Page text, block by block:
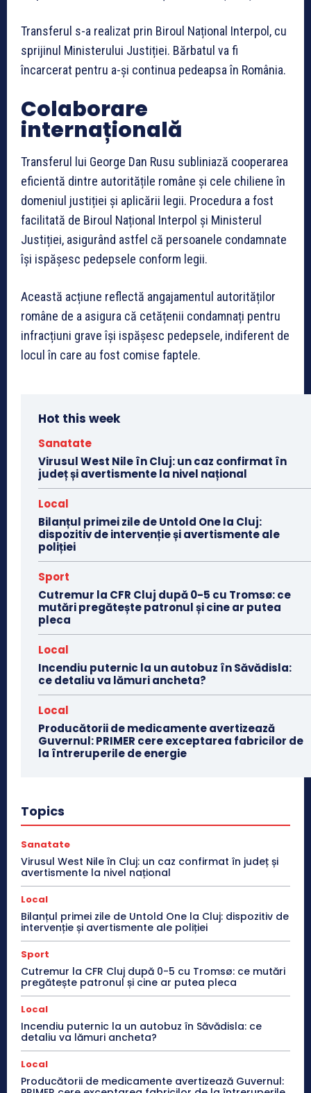
Transferul s-a realizat prin Biroul Național Interpol, cu
sprijinul Ministerului Justiției. Bărbatul va fi
încarcerat pentru a-și continua pedeapsa în România.
Colaborare
internațională
Transferul lui George Dan Rusu subliniază cooperarea
eficientă dintre autoritățile române și cele chiliene în
domeniul justiției și aplicării legii. Procedura a fost
facilitată de Biroul Național Interpol și Ministerul
Justiției, asigurând astfel că persoanele condamnate
își ispășesc pedepsele conform legii.
Această acțiune reflectă angajamentul autorităților
române de a asigura că cetățenii condamnați pentru
infracțiuni grave își ispășesc pedepsele, indiferent de
locul în care au fost comise faptele.
Hot this week
Sanatate
Virusul West Nile în Cluj: un caz confirmat în
județ și avertismente la nivel național
Local
Bilanțul primei zile de Untold One la Cluj:
dispozitiv de intervenție și avertismente ale
poliției
Sport
Cutremur la CFR Cluj după 0-5 cu Tromsø: ce
mutări pregătește patronul și cine ar putea
pleca
Local
Incendiu puternic la un autobuz în Săvădisla:
ce detaliu va lămuri ancheta?
Local
Producătorii de medicamente avertizează
Guvernul: PRIMER cere exceptarea fabricilor de
la întreruperile de energie
Topics
Sanatate
Virusul West Nile în Cluj: un caz confirmat în județ și
avertismente la nivel național
Local
Bilanțul primei zile de Untold One la Cluj: dispozitiv de
intervenție și avertismente ale poliției
Sport
Cutremur la CFR Cluj după 0-5 cu Tromsø: ce mutări
pregătește patronul și cine ar putea pleca
Local
Incendiu puternic la un autobuz în Săvădisla: ce
detaliu va lămuri ancheta?
Local
Producătorii de medicamente avertizează Guvernul: